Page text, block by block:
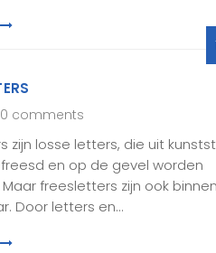
0 comments
zijn losse letters, die uit
en op de gevel worden
freesletters zijn ook
Door letters en…